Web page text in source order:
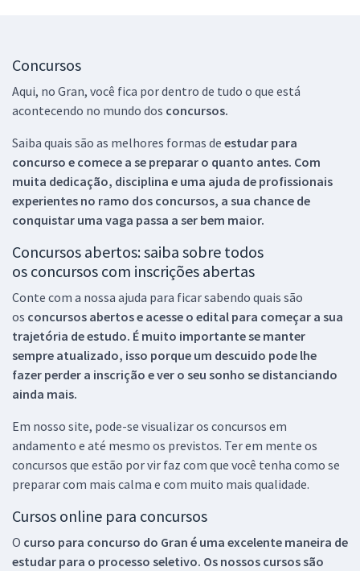
Concursos
Aqui, no Gran, você fica por dentro de tudo o que está
acontecendo no mundo dos concursos.
Saiba quais são as melhores formas de estudar para
concurso e comece a se preparar o quanto antes. Com
muita dedicação, disciplina e uma ajuda de profissionais
experientes no ramo dos concursos, a sua chance de
conquistar uma vaga passa a ser bem maior.
Concursos abertos: saiba sobre todos
os concursos com inscrições abertas
Conte com a nossa ajuda para ficar sabendo quais são
os concursos abertos e acesse o edital para começar a sua
trajetória de estudo. É muito importante se manter
sempre atualizado, isso porque um descuido pode lhe
fazer perder a inscrição e ver o seu sonho se distanciando
ainda mais.
Em nosso site, pode-se visualizar os concursos em
andamento e até mesmo os previstos. Ter em mente os
concursos que estão por vir faz com que você tenha como se
preparar com mais calma e com muito mais qualidade.
Cursos online para concursos
O curso para concurso do Gran é uma excelente maneira de
estudar para o processo seletivo. Os nossos cursos são